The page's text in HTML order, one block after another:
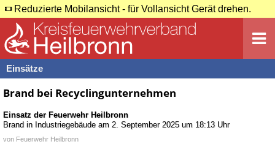
Reduzierte Mobilansicht - für Vollansicht Gerät drehen.
Einsätze
Brand bei Recyclingunternehmen
Einsatz der FeuerwehrHeilbronn
Brand in Industriegebäude am 2. September 2025 um 18:13 Uhr
von Feuerwehr Heilbronn